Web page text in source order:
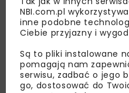
NBI.com.pl
inne podobne
Ciebie przyjazny i
Są to pliki instalowane
pomagają nam
serwisu, zadbać o jego
go, dostosować do